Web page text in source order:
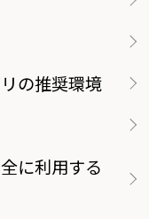
の推奨環境
に利用する